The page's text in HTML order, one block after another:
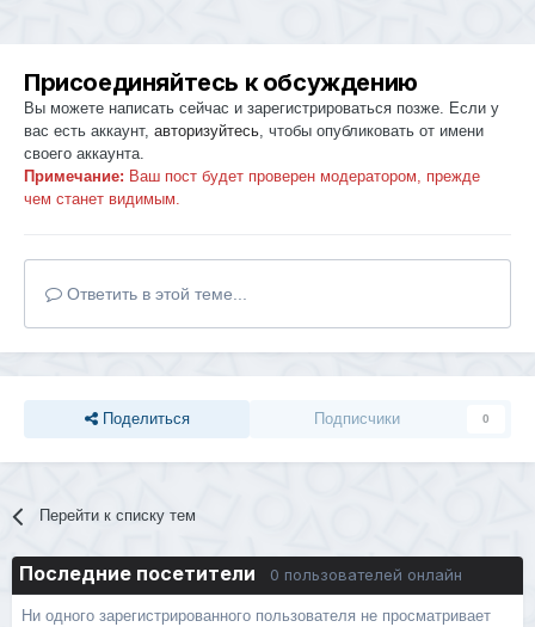
Присоединяйтесь к обсуждению
Вы можете написать сейчас и зарегистрироваться позже. Если у
вас есть аккаунт, авторизуйтесь, чтобы опубликовать от имени
своего аккаунта.
Примечание: Ваш пост будет проверен модератором, прежде
чем станет видимым.
Ответить в этой теме...
Поделиться Подписчики 0
Перейти к списку тем
Последние посетители 0 пользователей онлайн
Ни одного зарегистрированного пользователя не просматривает